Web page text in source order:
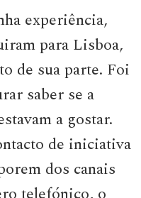
experiência,
para Lisboa,
de sua parte. Foi
saber se a
a gostar.
de iniciativa
dos canais